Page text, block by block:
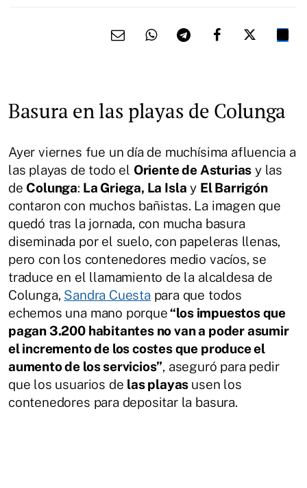
Basura en las playas de Colunga
Ayer viernes fue un día de muchísima afluencia a
las playas de todo el Oriente de Asturias y las
de Colunga: La Griega, La Isla y El Barrigón
contaron con muchos bañistas. La imagen que
quedó tras la jornada, con mucha basura
diseminada por el suelo, con papeleras llenas,
pero con los contenedores medio vacíos, se
traduce en el llamamiento de la alcaldesa de
Colunga, Sandra Cuesta para que todos
echemos una mano porque“los impuestos que
pagan 3.200 habitantes no van a poder asumir
el incremento de los costes que produce el
aumento de los servicios”, aseguró para pedir
que los usuarios de las playas usen los
contenedores para depositar la basura.